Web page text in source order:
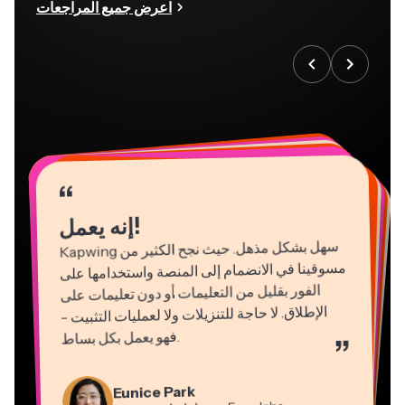
اعرض جميع المراجعات
“
إنه يعمل!
Kapwing
سهل بشكل مذهل. حيث نجح الكثير من
مسوقينا في الانضمام إلى المنصة واستخدامها على
الفور بقليل من التعليمات أو دون تعليمات على
الإطلاق. لا حاجة للتنزيلات ولا لعمليات التثبيت -
فهو يعمل بكل بساط
. ”
Eunice Park
“
“
Grant Taleck
شريك مدير في
“
Kerry-lee Farla
صانع فيديوYouTube
مدير المحتوى
“
Martin James
“
Natasha Ball
“
Dina Segovia